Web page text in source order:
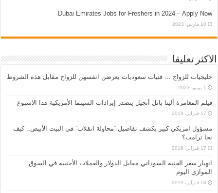
Dubai Emirates Jobs for Freshers in 2024 – Apply Now
10 مارس، 2023
الاكثر تعليقا
خليجيات للزواج … فتيات سعوديات يعرضن انفسهن للزواج مقابل هذه الشروط
1 يونيو، 2023
فيلم المغامرة أليتا‭ ‬باتل أنجيل يتصدر إيرادات السينما الأمريكية هذا الاسبوع
17 فبراير، 2019
مسؤول امريكي كبير يكشف تفاصيل “محاولة انقلاب” في البيت الأبيض.. كيف
نجا ترامب؟
17 فبراير، 2019
انهيار سعر الجنيه السوداني مقابل الدولار والعملات الأجنبية في السوق
الموازي اليوم
18 فبراير، 2019